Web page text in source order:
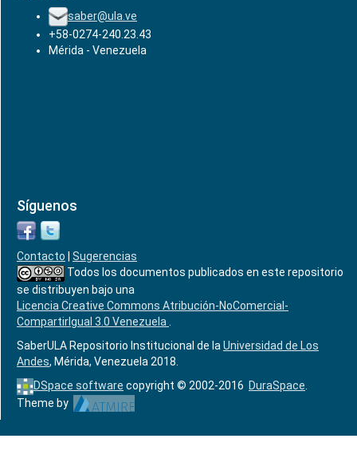
saber@ula.ve
+58-0274-240.23.43
Mérida - Venezuela
Síguenos
Contacto
Sugerencias
Todos los documentos publicados en este repositorio
se distribuyen bajo una
Licencia Creative Commons Atribución-NoComercial-
CompartirIgual 3.0 Venezuela
SaberULA Repositorio Institucional de la Universidad de Los
Andes, Mérida, Venezuela 2018.
DSpace software copyright © 2002-2016 DuraSpace
Theme by